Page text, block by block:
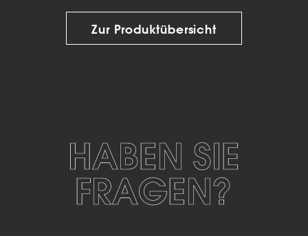
Zur Produktübersicht
HABEN SIE
FRAGEN?